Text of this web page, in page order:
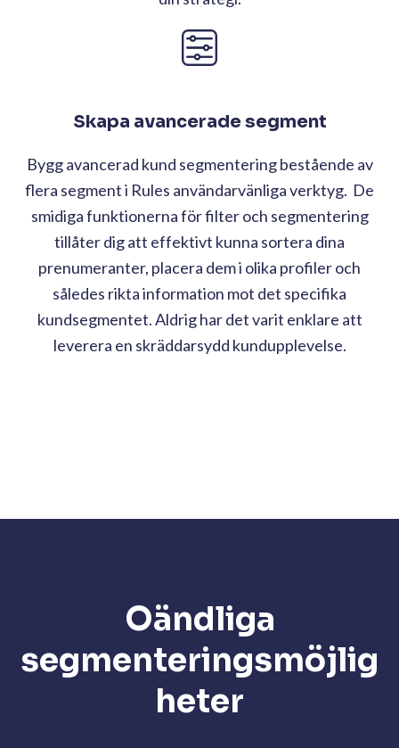
Skapa avancerade segment
Bygg avancerad kund segmentering bestående av
flera segment i Rules användarvänliga verktyg. De
smidiga funktionerna för filter och segmentering
tillåter dig att effektivt kunna sortera dina
prenumeranter, placera dem i olika profiler och
således rikta information mot det specifika
kundsegmentet. Aldrig har det varit enklare att
leverera en skräddarsydd kundupplevelse.
Oändliga
segmenteringsmöjlig
heter